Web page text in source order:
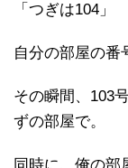
「つぎは104」
自分の部屋の番
その瞬間、103
ずの部屋で。